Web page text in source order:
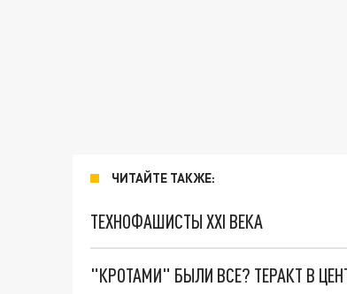
ЧИТАЙТЕ ТАКЖЕ:
ТЕХНОФАШИСТЫ XXI ВЕКА
"КРОТАМИ" БЫЛИ ВСЕ? ТЕРАКТ В